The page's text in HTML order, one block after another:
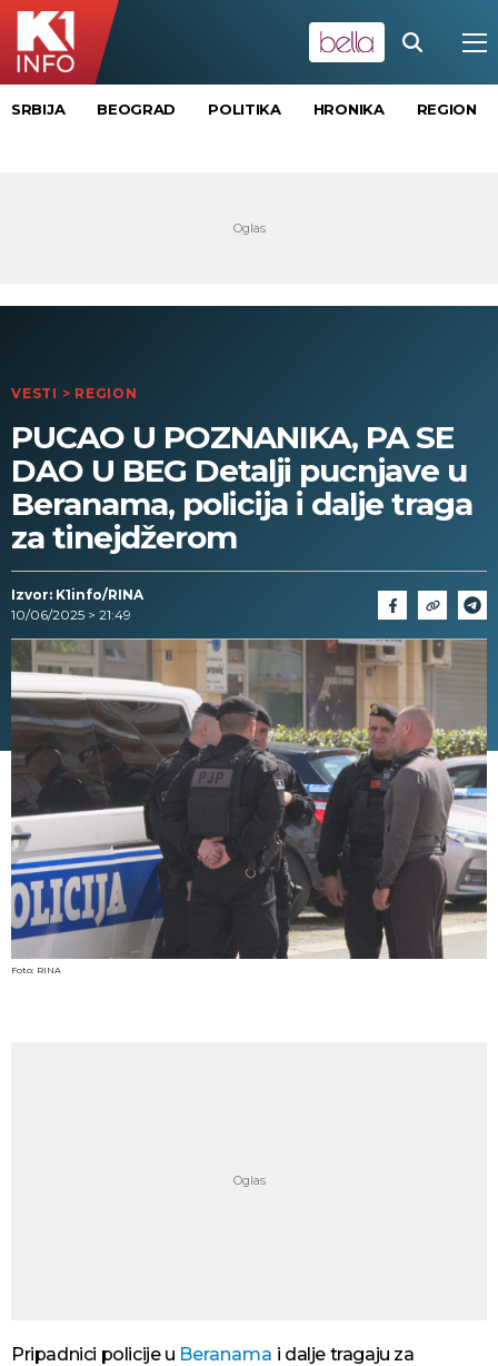
SRBIJA BEOGRAD POLITIKA HRONIKA REGION
VESTI > REGION
PUCAO U POZNANIKA, PA SE
DAO U BEG Detalji pucnjave u
Beranama, policija i dalje traga
za tinejdžerom
Izvor: K1info/RINA
10/06/2025 > 21:49
Foto: RINA
Pripadnici policije u Beranama i dalje tragaju za